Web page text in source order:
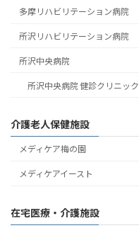
多摩リハビリテーション病院
所沢リハビリテーション病院
所沢中央病院
所沢中央病院 健診クリニック
介護老人保健施設
メディケア梅の園
メディケアイースト
在宅医療・介護施設